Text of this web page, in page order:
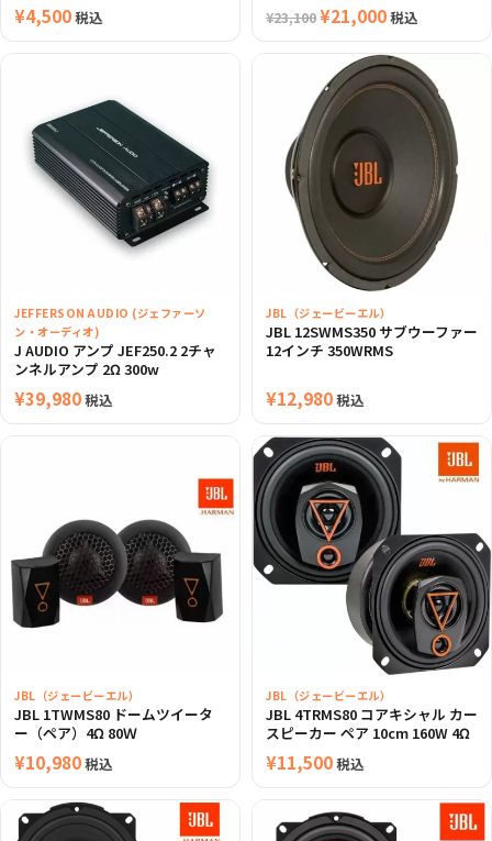
¥4,500税込 ¥23,100元
格
は
¥23,100
で
た。
¥21,000現
の
価
は
¥21,000
す。
税込
JEFFERSON AUDIO (ジェファーソ
ン・オーディオ)
J AUDIO アンプ JEF250.2 2チャ
ンネルアンプ 2Ω 300w
¥39,980税込
JBL（ジェービーエル）
JBL 12SWMS350 サブウーファー
12インチ 350WRMS
¥12,980税込
JBL（ジェービーエル）
JBL 1TWMS80 ドームツイータ
ー（ペア）4Ω 80Ｗ
¥10,980税込
JBL（ジェービーエル）
JBL 4TRMS80 コアキシャル カー
スピーカー ペア 10cm 160W 4Ω
¥11,500税込